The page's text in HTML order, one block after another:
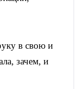
в свою и
зачем, и